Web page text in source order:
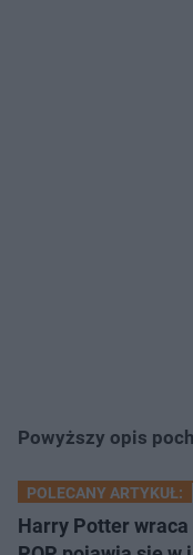
Powyższy opis
POLECANY ARTYKUŁ:
Harry Potter